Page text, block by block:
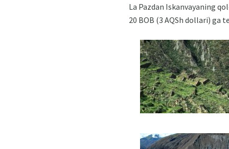
La Pazdan Iskanvayaning
20 BOB (3 AQSh dollari) ga